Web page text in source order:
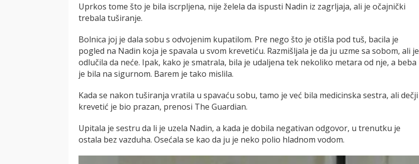
Uprkos tome što je bila iscrpljena, nije želela da ispusti Nadin iz zagrljaja, ali je očajnički
trebala tuširanje.
Bolnica joj je dala sobu s odvojenim kupatilom. Pre nego što je otišla pod tuš, bacila je
pogled na Nadin koja je spavala u svom krevetiću. Razmišljala je da ju uzme sa sobom, ali je
odlučila da neće. Ipak, kako je smatrala, bila je udaljena tek nekoliko metara od nje, a beba
je bila na sigurnom. Barem je tako mislila.
Kada se nakon tuširanja vratila u spavaću sobu, tamo je već bila medicinska sestra, ali dečji
krevetić je bio prazan, prenosi The Guardian.
Upitala je sestru da li je uzela Nadin, a kada je dobila negativan odgovor, u trenutku je
ostala bez vazduha. Osećala se kao da ju je neko polio hladnom vodom.